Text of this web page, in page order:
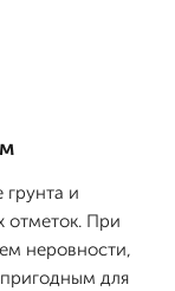
и
отметок. При
неровности,
для